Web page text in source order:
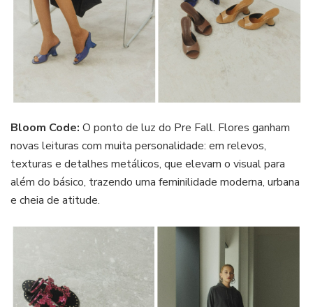
Bloom Code: O ponto de luz do Pre Fall. Flores ganham
novas leituras com muita personalidade: em relevos,
texturas e detalhes metálicos, que elevam o visual para
além do básico, trazendo uma feminilidade moderna, urbana
e cheia de atitude.